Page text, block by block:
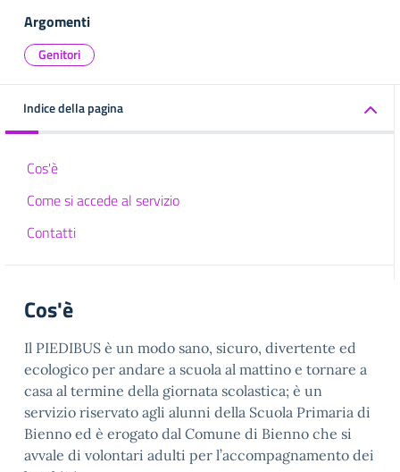
Argomenti
Genitori
Indice della pagina
Cos'è
Come si accede al servizio
Contatti
Cos'è
Il PIEDIBUS è un modo sano, sicuro, divertente ed
ecologico per andare a scuola al mattino e tornare a
casa al termine della giornata scolastica; è un
servizio riservato agli alunni della Scuola Primaria di
Bienno ed è erogato dal Comune di Bienno che si
avvale di volontari adulti per l’accompagnamento dei